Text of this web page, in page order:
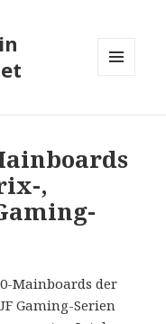
,
Mainboards der
Gaming-Serien